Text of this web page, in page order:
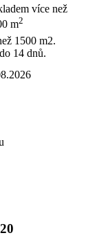
více než
m2
1500 m2.
14 dnů.